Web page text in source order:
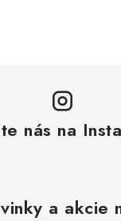
nás na
a akcie